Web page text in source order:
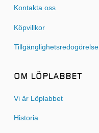
Kontakta oss
Köpvillkor
Tillgänglighetsredogörelse
OM LÖPLABBET
Vi är Löplabbet
Historia